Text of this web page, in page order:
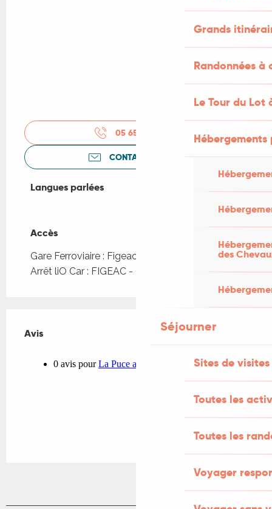
Grands
Randonnées
Le Tour du Lot
des
Séjourner
Sites de visites
Toutes les
Toutes les
Voyager
05 65 34 33
CONTACTEZ-NOUS
Langues parlées
Langues parlées
Accès
Accès
Gare Ferroviaire : Figeac à 959m
Arrêt liO Car : FIGEAC - Gare routière à 544m
Avis
Avis